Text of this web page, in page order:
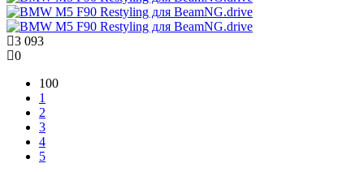
3 093
0
100
1
2
3
4
5